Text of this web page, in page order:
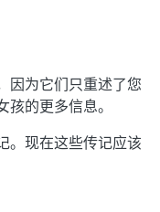
因为它们只重述了您
的更多信息。
。现在这些传记应该